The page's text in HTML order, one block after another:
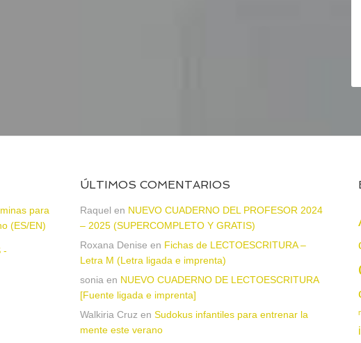
para
(ES/EN)
-
ÚLTIMOS COMENTARIOS
Raquel en NUEVO CUADERNO DEL PROFESOR 2024
– 2025 (SUPERCOMPLETO Y GRATIS)
Roxana Denise en Fichas de LECTOESCRITURA –
Letra M (Letra ligada e imprenta)
sonia en NUEVO CUADERNO DE LECTOESCRITURA
[Fuente ligada e imprenta]
Walkiria Cruz en Sudokus infantiles para entrenar la
mente este verano